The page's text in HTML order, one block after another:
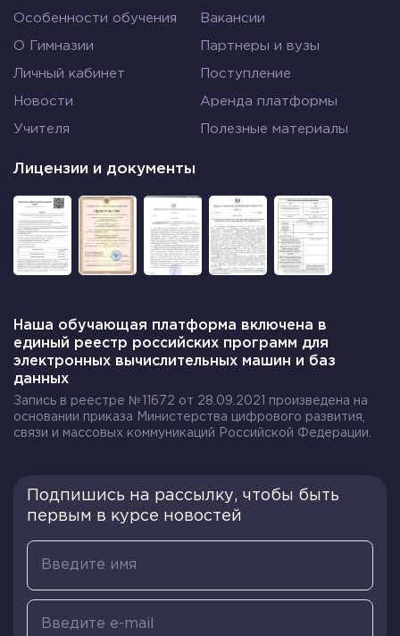
Особенности обучения Вакансии
О Гимназии Партнеры и вузы
Личный кабинет Поступление
Новости Аренда платформы
Учителя Полезные материалы
Лицензии и документы
Наша обучающая платформа включена в
единый реестр российских программ для
электронных вычислительных машин и баз
данных
Запись в реестре №11672 от 28.09.2021 произведена на
основании приказа Министерства цифрового развития,
связи и массовых коммуникаций Российской Федерации.
Подпишись на рассылку, чтобы быть
первым в курсе новостей